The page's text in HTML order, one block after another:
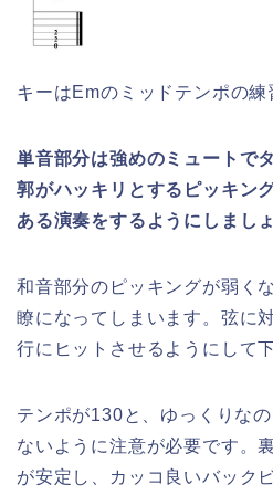
キーはEmのミッドテンポの練
単音部分は強めのミュートで
郭がハッキリとするピッキン
ある演奏をするようにしましょ
和音部分のピッキングが弱く
瞭になってしまいます。弦に
行にヒットさせるようにして下
テンポが130と、ゆっくりな
ないように注意が必要です。
が安定し、カッコ良いバック